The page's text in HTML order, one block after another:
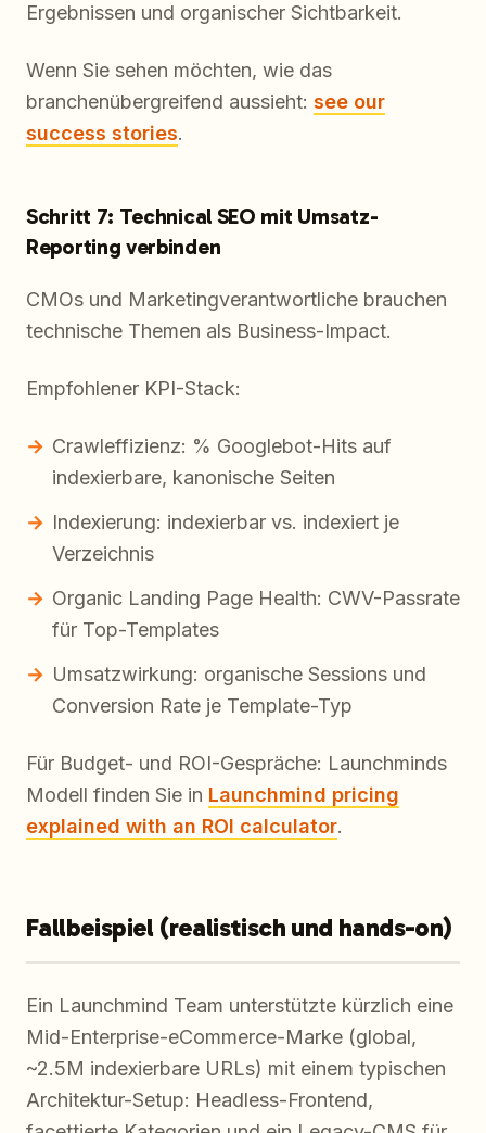
Ergebnissen und organischer Sichtbarkeit.
Wenn Sie sehen möchten, wie das
branchenübergreifend aussieht: see our
success stories.
Schritt 7: Technical SEO mit Umsatz-
Reporting verbinden
CMOs und Marketingverantwortliche brauchen
technische Themen als Business-Impact.
Empfohlener KPI-Stack:
Crawleffizienz: % Googlebot-Hits auf
indexierbare, kanonische Seiten
Indexierung: indexierbar vs. indexiert je
Verzeichnis
Organic Landing Page Health: CWV-Passrate
für Top-Templates
Umsatzwirkung: organische Sessions und
Conversion Rate je Template-Typ
Für Budget- und ROI-Gespräche: Launchminds
Modell finden Sie in Launchmind pricing
explained with an ROI calculator.
Fallbeispiel (realistisch und hands-on)
Ein Launchmind Team unterstützte kürzlich eine
Mid-Enterprise-eCommerce-Marke (global,
~2.5M indexierbare URLs) mit einem typischen
Architektur-Setup: Headless-Frontend,